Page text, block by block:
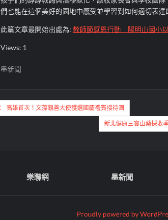
們也能在這個美好的園地中感受並學習到如何適切表達
此篇文章最開始出處為: 教師節感恩行動 陽明山國小
Views: 1
墨新聞
高雄首次！文藻親善大使獲選國慶禮賓接待團
新北健康三寶山藥採收
樂聯網 墨新聞
Proudly powered by